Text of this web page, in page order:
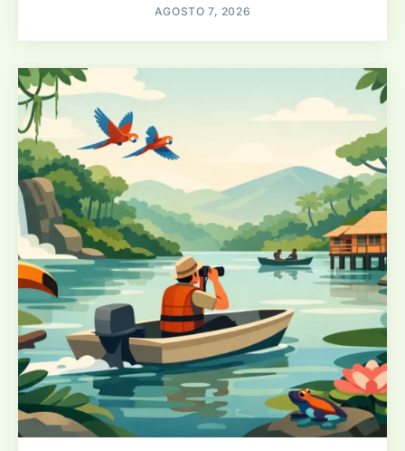
AGOSTO 7, 2026